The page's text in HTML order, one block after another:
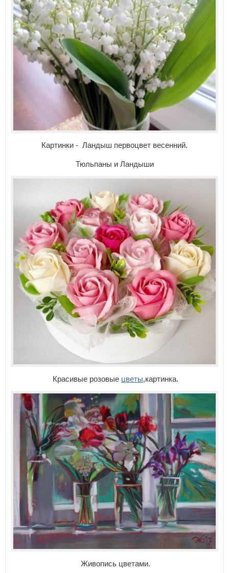
Картинки - Ландыш первоцвет весенний.
Тюльпаны и Ландыши
Красивые розовые цветы,картинка.
Живопись цветами.